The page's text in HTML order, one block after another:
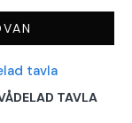
TAVLA